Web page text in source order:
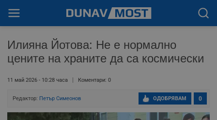
Илияна Йотова: Не е нормално
цените на храните да са космически
11 май 2026 - 10:28 часа Коментари: 0
Редактор: Петър Симеонов 0
ОДОБРЯВАМ